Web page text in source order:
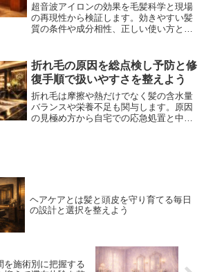
超音波アイロンの効果を毛髪科学と現場
の再現性から検証します。効きやすい髪
質の条件や成分相性、正しい使い方と頻
続を高める実践手順に落とし込みます。
折れ毛の原因を総点検し予防と修
復手順で扱いやすさを整えよう
折れ毛は摩擦や熱だけでなく髪の含水量
バランスや栄養不足も関与します。原因
の見極め方から自宅での応急処置と中長
ヘアケアとは髪と頭皮を守り育てる毎日
の設計と選択を整えよう
を施術別に把握する